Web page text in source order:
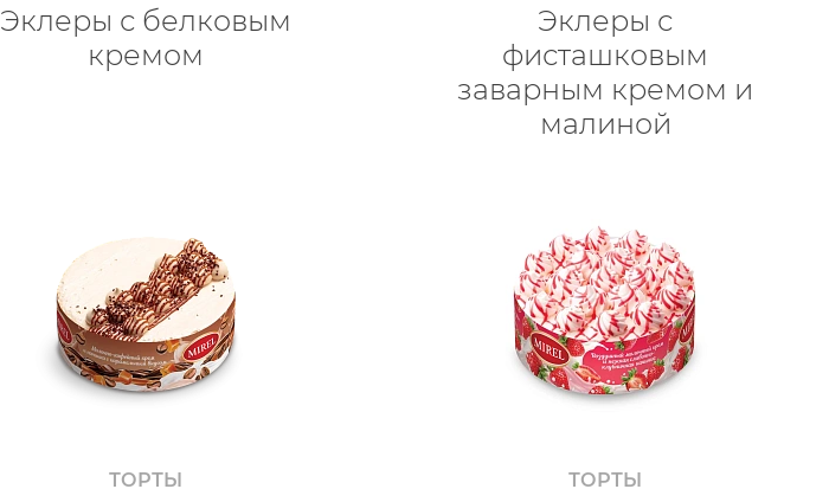
Эклеры с белковым
кремом
Эклеры с
фисташковым
заварным кремом и
малиной
ТОРТЫ ТОРТЫ